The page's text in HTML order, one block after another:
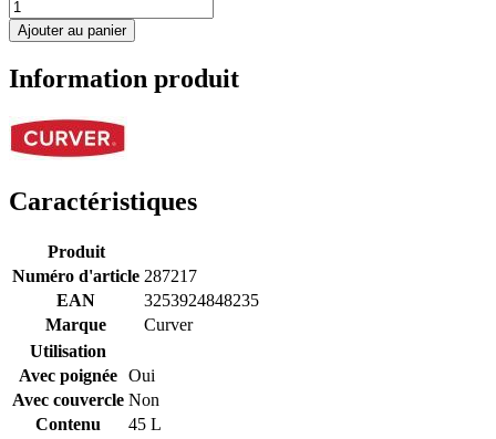
Ajouter au panier
Information produit
Caractéristiques
Produit
Numéro d'article 287217
EAN
3253924848235
Marque
Curver
Utilisation
Avec poignée Oui
Avec couvercle Non
Contenu
45 L